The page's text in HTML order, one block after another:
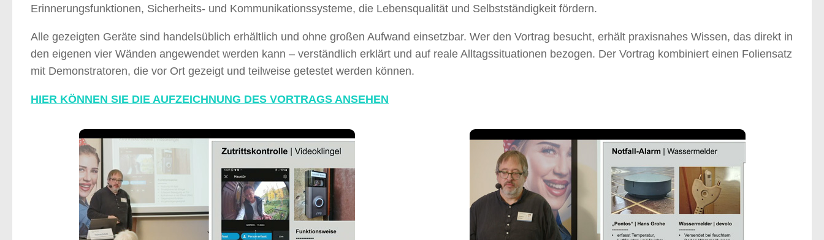
Erinnerungsfunktionen, Sicherheits- und Kommunikationssysteme, die Lebensqualität und Selbstständigkeit fördern.
Alle gezeigten Geräte sind handelsüblich erhältlich und ohne großen Aufwand einsetzbar. Wer den Vortrag besucht, erhält praxisnahes Wissen, das direkt in
den eigenen vier Wänden angewendet werden kann – verständlich erklärt und auf reale Alltagssituationen bezogen. Der Vortrag kombiniert einen Foliensatz
mit Demonstratoren, die vor Ort gezeigt und teilweise getestet werden können.
HIER KÖNNEN SIE DIE AUFZEICHNUNG DES VORTRAGS ANSEHEN